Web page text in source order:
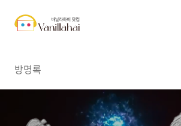
방명록